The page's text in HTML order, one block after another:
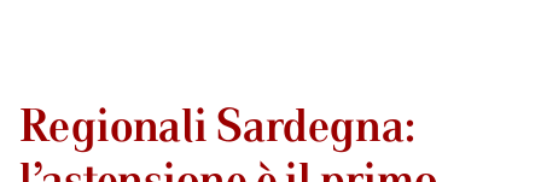
Regionali Sardegna: